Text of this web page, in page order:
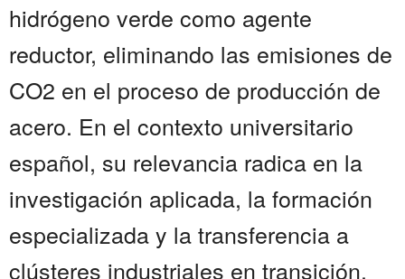
hidrógeno verde como agente
reductor, eliminando las emisiones de
CO2 en el proceso de producción de
acero. En el contexto universitario
español, su relevancia radica en la
investigación aplicada, la formación
especializada y la transferencia a
clústeres industriales en transición,